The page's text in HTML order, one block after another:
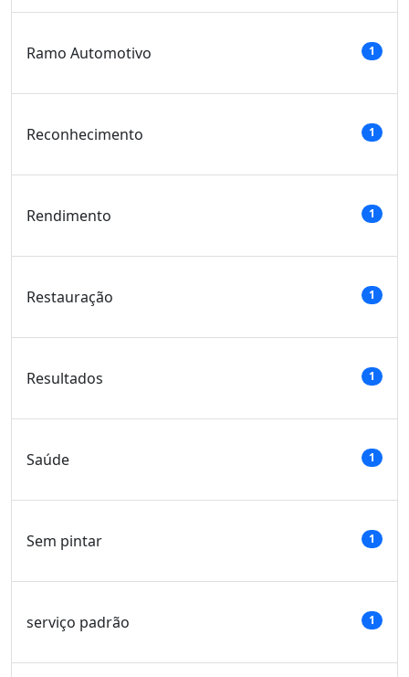
Ramo Automotivo 1
Reconhecimento 1
Rendimento 1
Restauração 1
Resultados 1
Saúde 1
Sem pintar 1
serviço padrão 1